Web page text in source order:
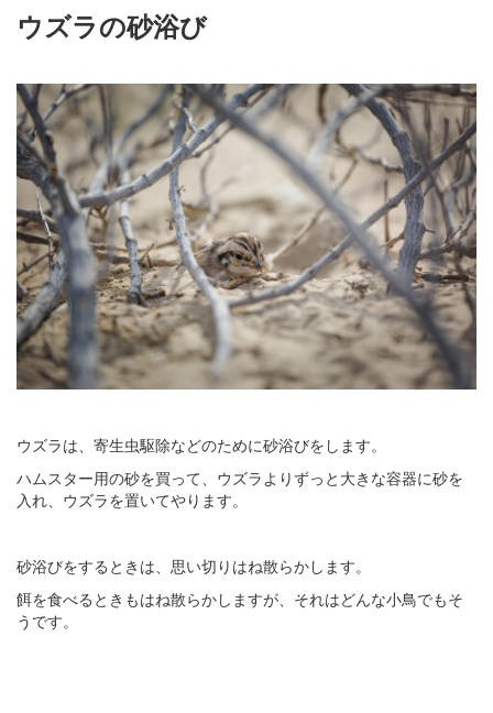
ウズラの砂浴び
ウズラは、寄生虫駆除などのために砂浴びをします。
ハムスター用の砂を買って、ウズラよりずっと大きな容器に砂を
入れ、ウズラを置いてやります。
砂浴びをするときは、思い切りはね散らかします。
餌を食べるときもはね散らかしますが、それはどんな小鳥でもそ
うです。